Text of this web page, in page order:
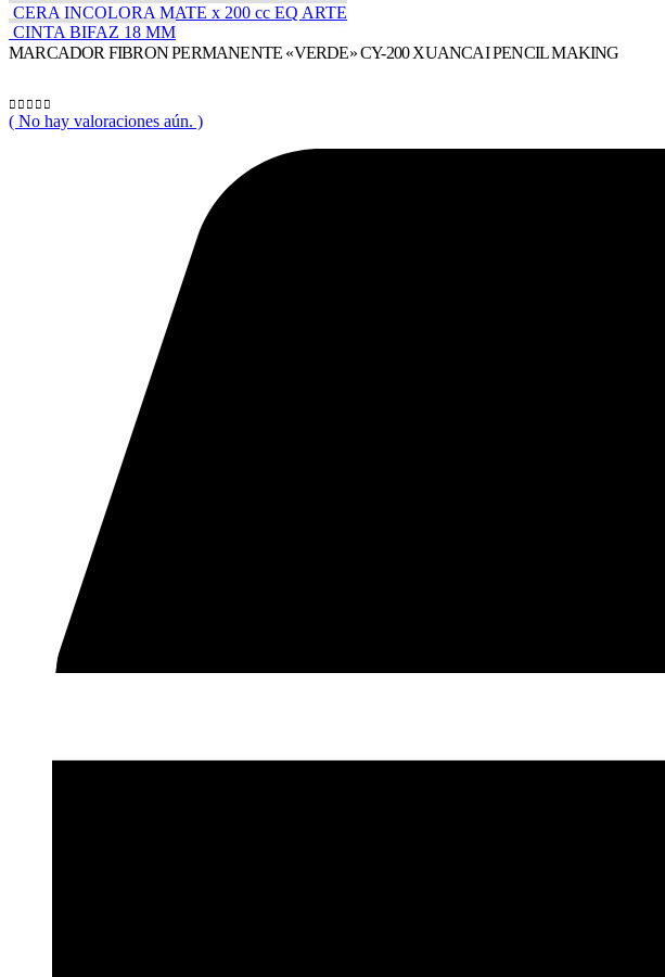
CERA INCOLORA MATE x 200 cc EQ ARTE
CINTA BIFAZ 18 MM
MARCADOR FIBRON PERMANENTE «VERDE» CY-200 XUANCAI PENCIL MAKING
0 out of 5
( No hay valoraciones aún. )